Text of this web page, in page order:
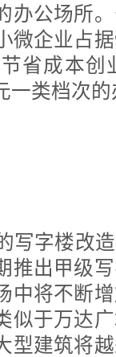
办公场所
微企业占
省成本创
一类档次
字楼改造
推出甲级
中将不断
似于万达
型建筑将